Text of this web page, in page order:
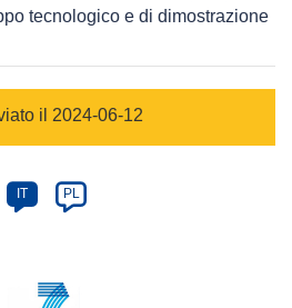
tecnologico e di dimostrazione
il 2024-06-12
IT PL